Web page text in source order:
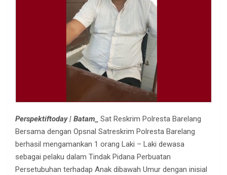
Perspektiftoday | Batam_
Sat Reskrim Polresta Barelang
Bersama dengan Opsnal Satreskrim Polresta Barelang
berhasil mengamankan 1 orang Laki – Laki dewasa
sebagai pelaku dalam Tindak Pidana Perbuatan
Persetubuhan terhadap Anak dibawah Umur dengan inisial